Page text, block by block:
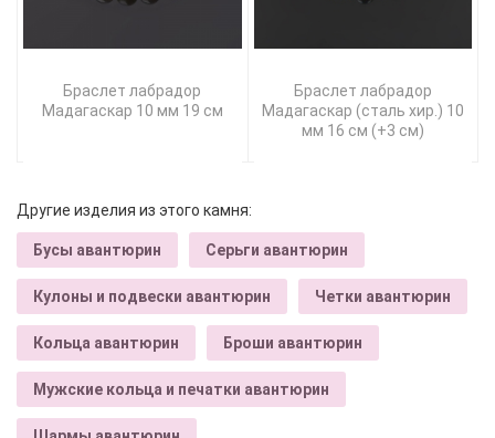
Браслет лабрадор
Мадагаскар 10 мм 19 см
Браслет лабрадор
Мадагаскар (сталь хир.) 10
мм 16 см (+3 см)
Другие изделия из этого камня:
Бусы авантюрин Серьги авантюрин
Кулоны и подвески авантюрин Четки авантюрин
Кольца авантюрин Броши авантюрин
Мужские кольца и печатки авантюрин